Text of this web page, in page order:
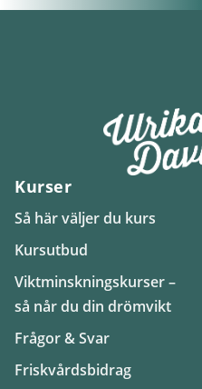
Kurser
Så här väljer du kurs
Kursutbud
Viktminskningskurser –
så når du din drömvikt
Frågor & Svar
Friskvårdsbidrag